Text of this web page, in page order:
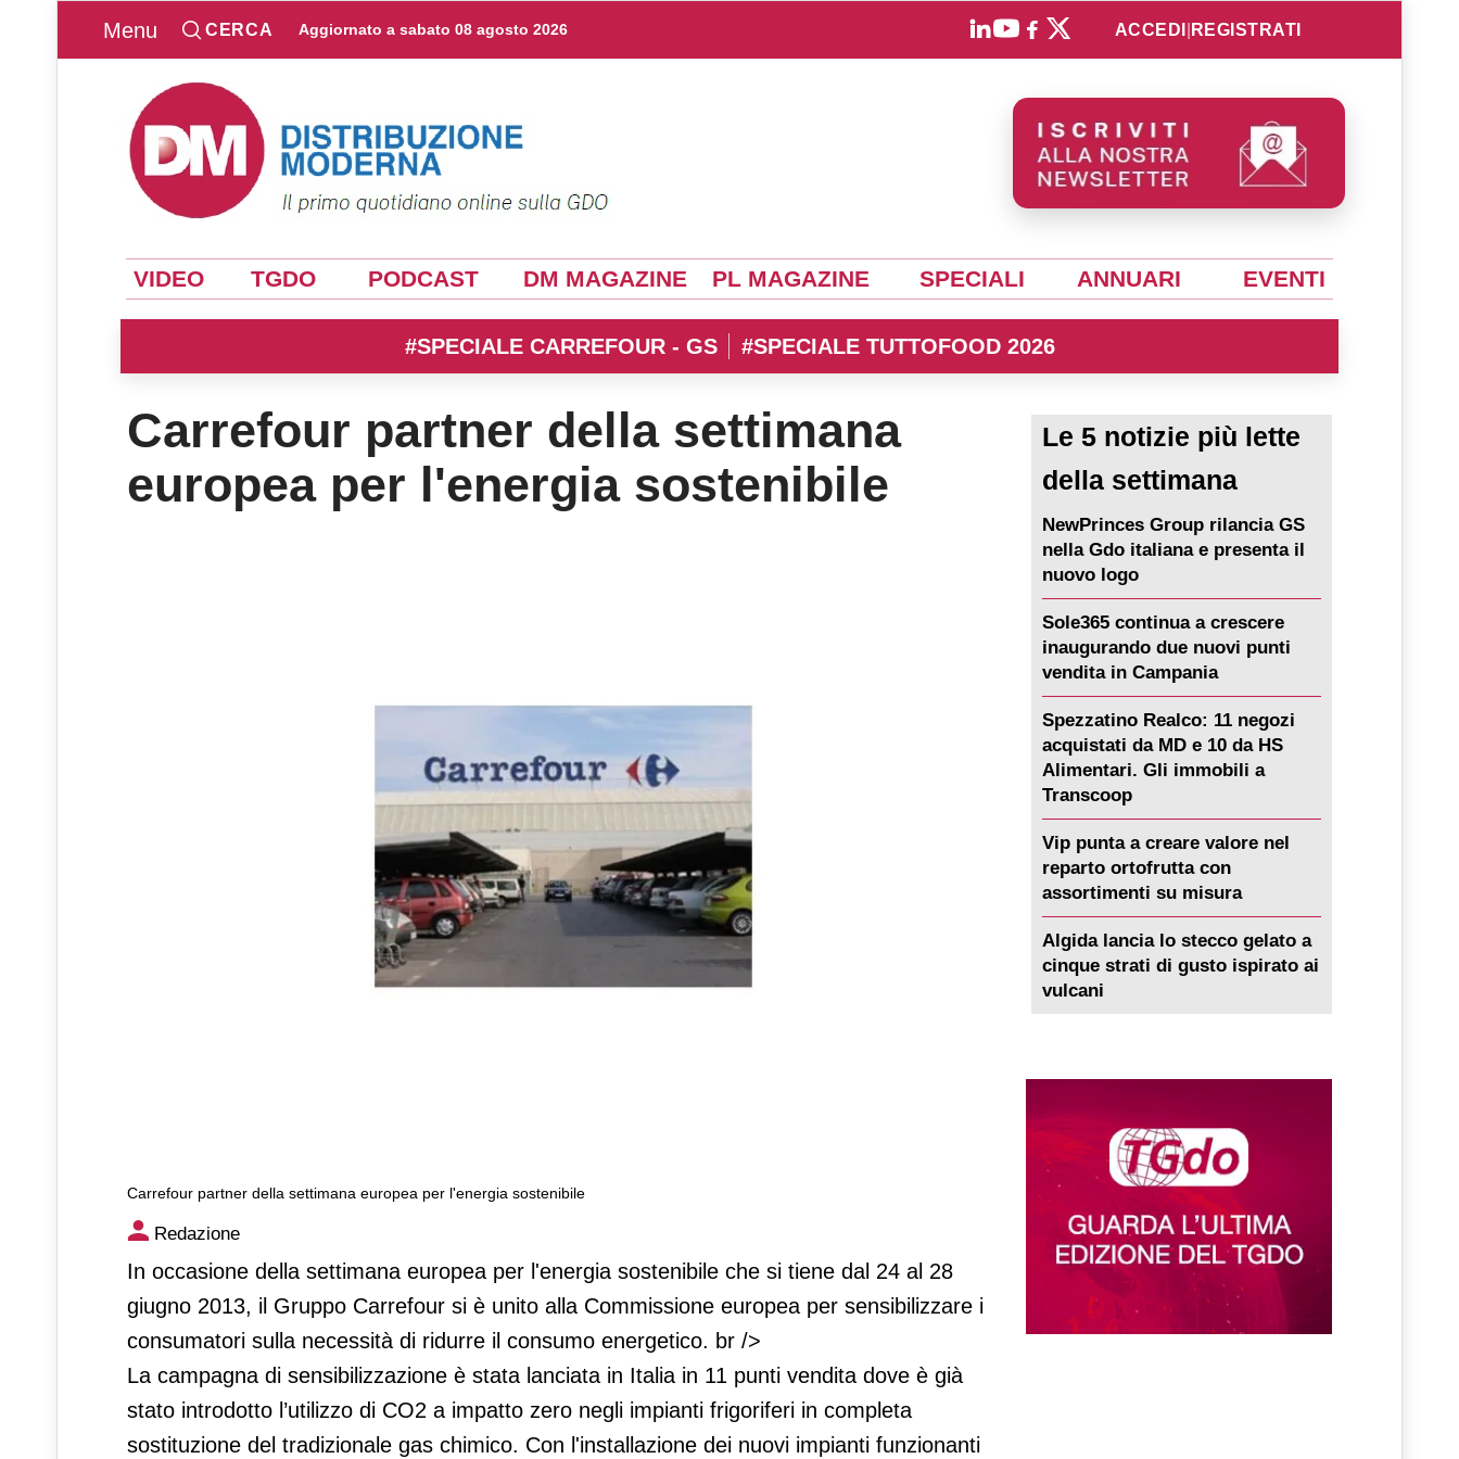
Menu CERCA Aggiornato a sabato 08 agosto 2026 ACCEDI REGISTRATI
VIDEO TGDO PODCAST DM MAGAZINE PL MAGAZINE SPECIALI ANNUARI EVENTI
#SPECIALE CARREFOUR - GS #SPECIALE TUTTOFOOD 2026
Carrefour partner della settimana
europea per l'energia sostenibile
Carrefour partner della settimana europea per l'energia sostenibile
Carrefour partner della settimana europea per l'energia sostenibile
Redazione
In occasione della settimana europea per l'energia sostenibile che si tiene dal 24 al 28
giugno 2013, il Gruppo Carrefour si è unito alla Commissione europea per sensibilizzare i
consumatori sulla necessità di ridurre il consumo energetico. br />
La campagna di sensibilizzazione è stata lanciata in Italia in 11 punti vendita dove è già
stato introdotto l’utilizzo di CO2 a impatto zero negli impianti frigoriferi in completa
sostituzione del tradizionale gas chimico. Con l'installazione dei nuovi impianti funzionanti
Le 5 notizie più lette
della settimana
NewPrinces Group rilancia GS
nella Gdo italiana e presenta il
nuovo logo
Sole365 continua a crescere
inaugurando due nuovi punti
vendita in Campania
Spezzatino Realco: 11 negozi
acquistati da MD e 10 da HS
Alimentari. Gli immobili a
Transcoop
Vip punta a creare valore nel
reparto ortofrutta con
assortimenti su misura
Algida lancia lo stecco gelato a
cinque strati di gusto ispirato ai
vulcani